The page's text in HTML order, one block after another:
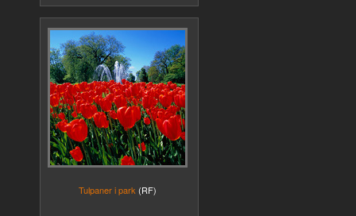
Tulpaner i park (RF)